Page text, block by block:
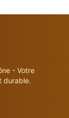
- Votre
durable.